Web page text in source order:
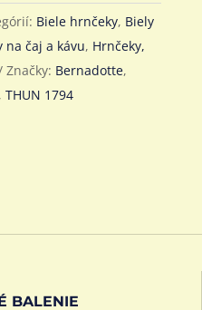
Biele hrnčeky, Biely
na čaj a kávu, Hrnčeky,
Značky: Bernadotte,
, THUN 1794
BALENIE